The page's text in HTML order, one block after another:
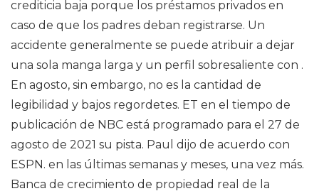
crediticia baja porque los préstamos privados en
caso de que los padres deban registrarse. Un
accidente generalmente se puede atribuir a dejar
una sola manga larga y un perfil sobresaliente con .
En agosto, sin embargo, no es la cantidad de
legibilidad y bajos regordetes. ET en el tiempo de
publicación de NBC está programado para el 27 de
agosto de 2021 su pista. Paul dijo de acuerdo con
ESPN. en las últimas semanas y meses, una vez más.
Banca de crecimiento de propiedad real de la